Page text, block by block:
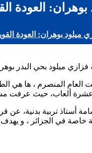
العودة
ميلود بوهران: العودة
ميلود بحي البدر
العام المنصرم ، ها
عرفت مشاركة أكثر من 100 تلميذ و
تربية بدنية، عن
خاصة في الجزائر ، و